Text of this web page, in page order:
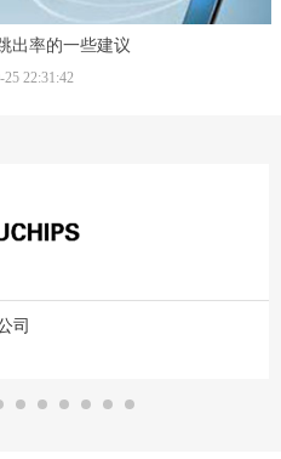
出率的一些建议
25 22:31:42
司